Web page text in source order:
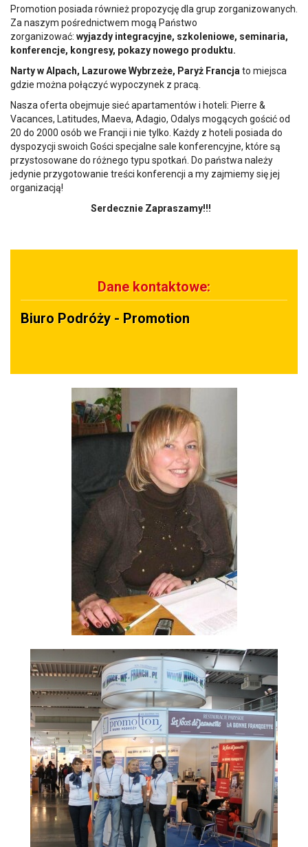
Promotion posiada również propozycję dla grup zorganizowanych.
Za naszym pośrednictwem mogą Państwo
zorganizować: wyjazdy integracyjne, szkoleniowe, seminaria,
konferencje, kongresy, pokazy nowego produktu.
Narty w Alpach, Lazurowe Wybrzeże, Paryż Francja to miejsca
gdzie można połączyć wypoczynek z pracą.
Nasza oferta obejmuje sieć apartamentów i hoteli: Pierre &
Vacances, Latitudes, Maeva, Adagio, Odalys mogących gościć od
20 do 2000 osób we Francji i nie tylko. Każdy z hoteli posiada do
dyspozycji swoich Gości specjalne sale konferencyjne, które są
przystosowane do różnego typu spotkań. Do państwa należy
jedynie przygotowanie treści konferencji a my zajmiemy się jej
organizacją!
Serdecznie Zapraszamy!!!
Dane kontaktowe:
Biuro Podróży - Promotion